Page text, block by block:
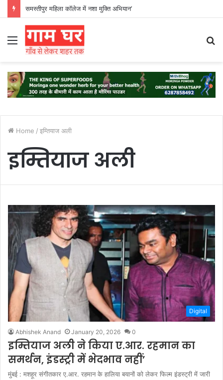
समस्तीपुर महिला कॉलेज में नशा मुक्ति अभियान’
Menu
Home / इम्तियाज अली
इम्तियाज अली
Digital
Abhishek Anand January 20, 2026 0
इम्तियाज अली ने किया ए.आर. रहमान का
समर्थन, इंडस्ट्री में भेदभाव नहीं’
मुंबई : मशहूर संगीतकार ए.आर. रहमान के हालिया बयानों को लेकर फिल्म इंडस्ट्री में जारी